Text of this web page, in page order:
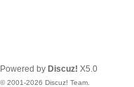
Powered by Discuz! X5.0
© 2001-2026 Discuz! Team